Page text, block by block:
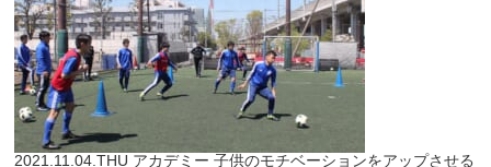
2021.11.04.THU アカデミー 子供のモチベーションをアップさせる